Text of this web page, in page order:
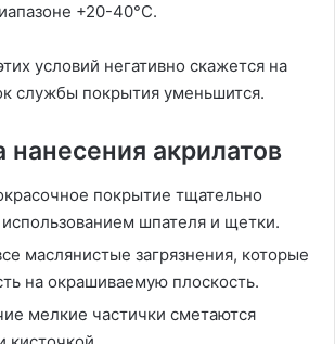
+20-40°C.
условий негативно скажется на
службы покрытия уменьшится.
нанесения акрилатов
покрытие тщательно
использованием шпателя и щетки.
маслянистые загрязнения, которые
на окрашиваемую плоскость.
мелкие частички сметаются